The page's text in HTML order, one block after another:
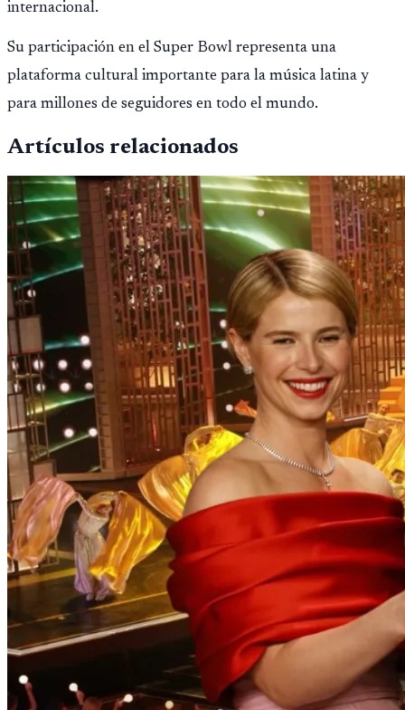
internacional.
Su participación en el Super Bowl representa una
plataforma cultural importante para la música latina y
para millones de seguidores en todo el mundo.
Artículos relacionados